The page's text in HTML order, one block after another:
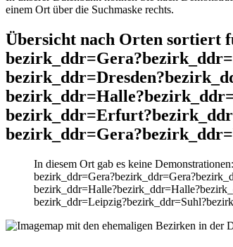
einem Ort über die Suchmaske rechts.
Übersicht nach Orten sortiert
In diesem Ort gab es keine